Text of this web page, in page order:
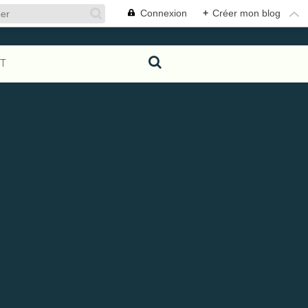
Connexion + Créer mon blog